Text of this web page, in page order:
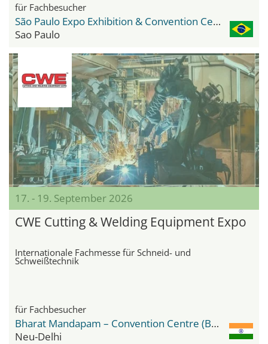
für Fachbesucher
São Paulo Expo Exhibition & Convention Center
Sao Paulo
17. - 19. September 2026
CWE Cutting & Welding Equipment Expo
Internationale Fachmesse für Schneid- und
Schweißtechnik
für Fachbesucher
Bharat Mandapam – Convention Centre (BMCC)
Neu-Delhi